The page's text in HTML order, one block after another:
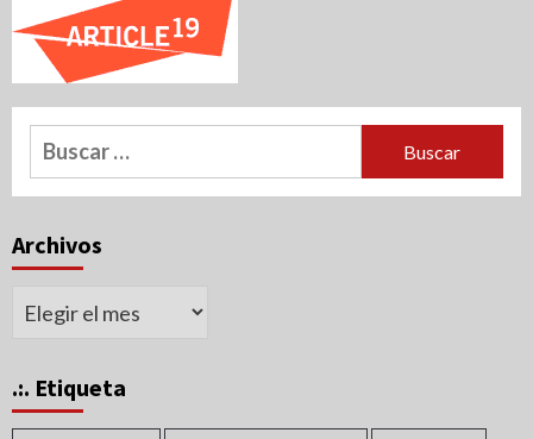
Buscar:
Archivos
Archivos
.:. Etiqueta